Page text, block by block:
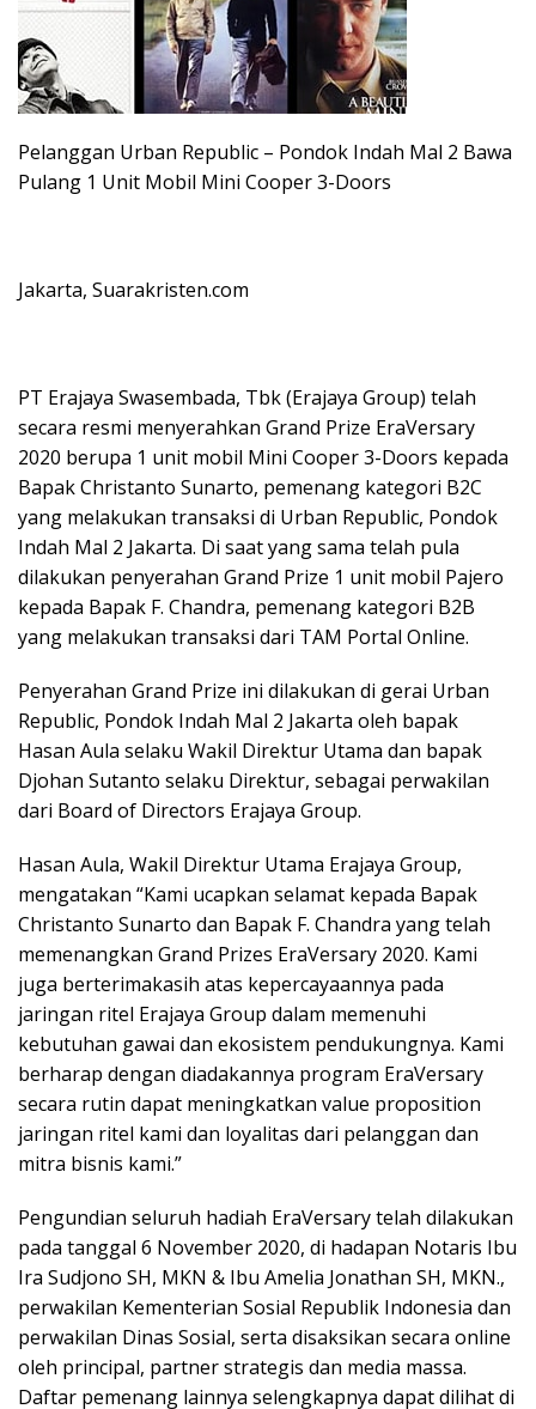
Pelanggan Urban Republic – Pondok Indah Mal 2 Bawa
Pulang 1 Unit Mobil Mini Cooper 3-Doors
Jakarta, Suarakristen.com
PT Erajaya Swasembada, Tbk (Erajaya Group) telah
secara resmi menyerahkan Grand Prize EraVersary
2020 berupa 1 unit mobil Mini Cooper 3-Doors kepada
Bapak Christanto Sunarto, pemenang kategori B2C
yang melakukan transaksi di Urban Republic, Pondok
Indah Mal 2 Jakarta. Di saat yang sama telah pula
dilakukan penyerahan Grand Prize 1 unit mobil Pajero
kepada Bapak F. Chandra, pemenang kategori B2B
yang melakukan transaksi dari TAM Portal Online.
Penyerahan Grand Prize ini dilakukan di gerai Urban
Republic, Pondok Indah Mal 2 Jakarta oleh bapak
Hasan Aula selaku Wakil Direktur Utama dan bapak
Djohan Sutanto selaku Direktur, sebagai perwakilan
dari Board of Directors Erajaya Group.
Hasan Aula, Wakil Direktur Utama Erajaya Group,
mengatakan “Kami ucapkan selamat kepada Bapak
Christanto Sunarto dan Bapak F. Chandra yang telah
memenangkan Grand Prizes EraVersary 2020. Kami
juga berterimakasih atas kepercayaannya pada
jaringan ritel Erajaya Group dalam memenuhi
kebutuhan gawai dan ekosistem pendukungnya. Kami
berharap dengan diadakannya program EraVersary
secara rutin dapat meningkatkan value proposition
jaringan ritel kami dan loyalitas dari pelanggan dan
mitra bisnis kami.”
Pengundian seluruh hadiah EraVersary telah dilakukan
pada tanggal 6 November 2020, di hadapan Notaris Ibu
Ira Sudjono SH, MKN & Ibu Amelia Jonathan SH, MKN.,
perwakilan Kementerian Sosial Republik Indonesia dan
perwakilan Dinas Sosial, serta disaksikan secara online
oleh principal, partner strategis dan media massa.
Daftar pemenang lainnya selengkapnya dapat dilihat di